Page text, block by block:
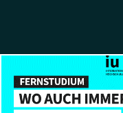
© Copyright 2026, TarGroup
Impressum
Über